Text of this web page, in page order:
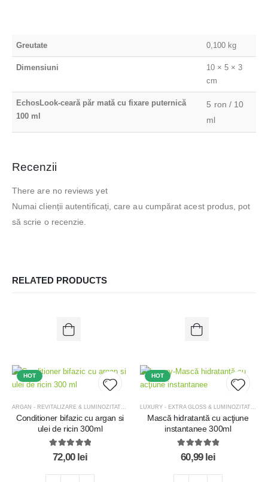
Greutate 0,100 kg
Dimensiuni
10 × 5 × 3
cm
EchosLook-ceară păr mată cu fixare puternică
100 ml
5 ron / 10
ml
Recenzii
There are no reviews yet
Numai clienții autentificați, care au cumpărat acest produs, pot
să scrie o recenzie.
RELATED PRODUCTS
HOT
Add to
ARGAN - REVITALIZARE & LUMINOZITATE, OFERTE, OFERTE MĂȘTI TRATAMENT
Conditioner bifazic cu argan si
ulei de ricin 300ml
5.00out of 5
72,00 lei
HOT
Add
LUXURY - EXTRA GLOSS & LUMINOZITATE,
Mască hidratantă cu acţiune
instantanee 300ml
5.00out of 5
60,99 lei